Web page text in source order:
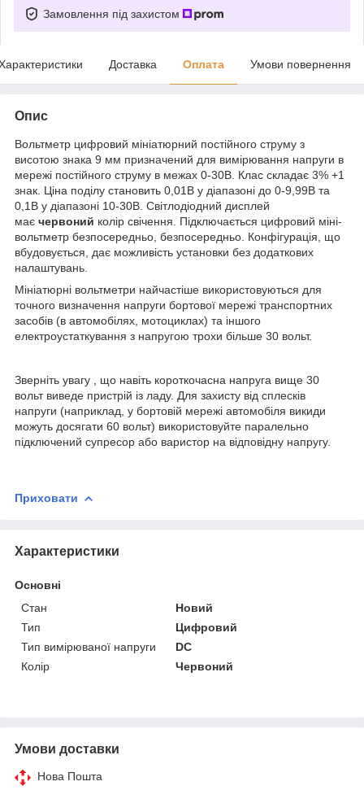
Замовлення під захистом
Доставка Оплата Умови повернення
Опис
Вольтметр цифровий мініатюрний постійного струму з
висотою знака 9 мм призначений для вимірювання напруги в
мережі постійного струму в межах 0-30В. Клас складає 3% +1
знак. Ціна поділу становить 0,01В у діапазоні до 0-9,99В та
0,1В у діапазоні 10-30В. Світлодіодний дисплей
має червоний колір свічення. Підключається цифровий міні-
вольтметр безпосередньо, безпосередньо. Конфігурація, що
вбудовується, дає можливість установки без додаткових
налаштувань.
Мініатюрні вольтметри найчастіше використовуються для
точного визначення напруги бортової мережі транспортних
засобів (в автомобілях, мотоциклах) та іншого
електроустаткування з напругою трохи більше 30 вольт.
Зверніть увагу , що навіть короткочасна напруга вище 30
вольт виведе пристрій із ладу. Для захисту від сплесків
напруги (наприклад, у бортовій мережі автомобіля викиди
можуть досягати 60 вольт) використовуйте паралельно
підключений супресор або варистор на відповідну напругу.
Приховати
Характеристики
Основні
Стан
Новий
Тип
Цифровий
Тип вимірюваної напруги
DC
Колір
Червоний
Умови доставки
Нова Пошта